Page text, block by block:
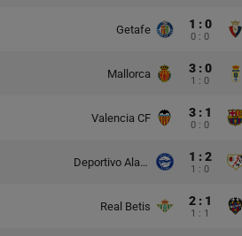
Getafe 1 : 0
0 : 0
Mallorca 3 : 0
1 : 0
Valencia CF 3 : 1
0 : 0
Deportivo Alaves 1 : 2
1 : 0
Real Betis 2 : 1
1 : 1